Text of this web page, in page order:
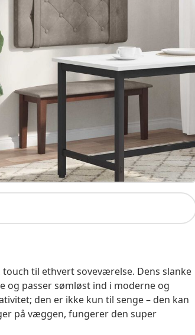
til ethvert soveværelse. Dens slanke
passer sømløst ind i moderne og
den er ikke kun til senge – den kan
på væggen, fungerer den super